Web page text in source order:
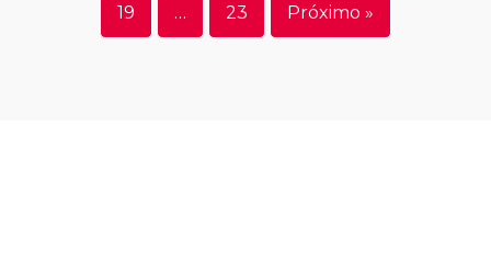
19 … 23 Próximo »